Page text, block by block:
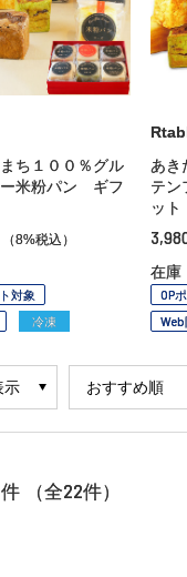
ち１００％グル
ー米粉パン ギフ
（8%税込）
対象
冷凍
あき
テン
ット
在庫
OP
Web
件 （全22件）